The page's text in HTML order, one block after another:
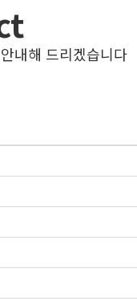
내해 드리겠습니다